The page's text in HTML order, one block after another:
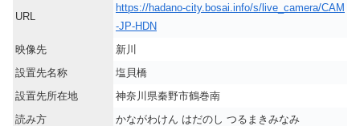
URL
https://hadano-city.bosai.info/s/live_camera/CAM
-JP-HDN
映像先
新川
設置先名称
塩貝橋
設置先所在地
神奈川県秦野市鶴巻南
読み方
かながわけん はだのし つるまきみなみ